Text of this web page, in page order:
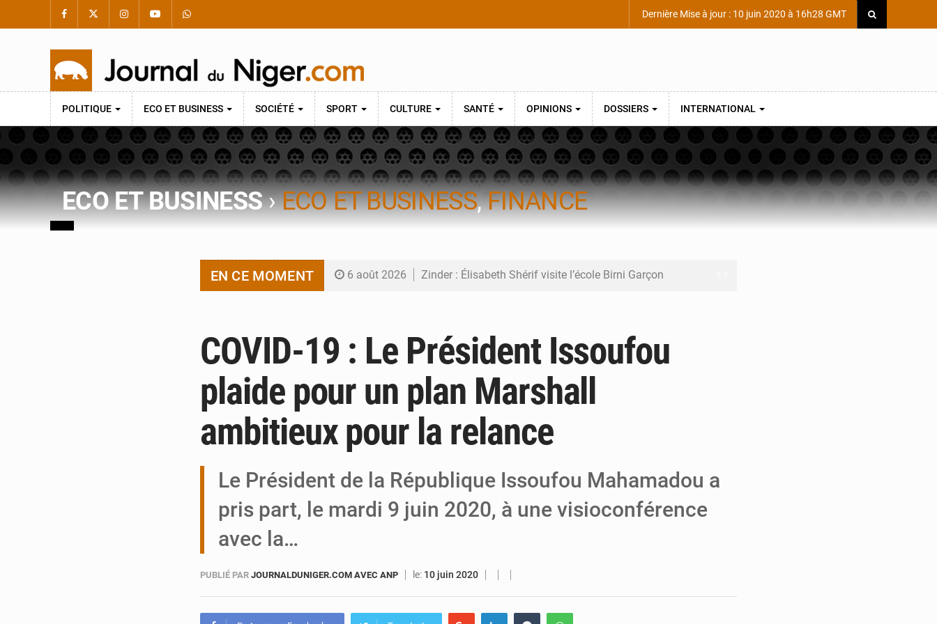
Dernière Mise à jour : 10 juin 2020 à 16h28 GMT
POLITIQUE ECO ET BUSINESS SOCIÉTÉ SPORT CULTURE SANTÉ OPINIONS DOSSIERS INTERNATIONAL
ECO ET BUSINESS›ECO ET BUSINESS,FINANCE
EN CE MOMENT 6 août 2026 Zinder : Élisabeth Shérif visite l’école Birni Garçon
6 août 2026 Niger : Bilan à mi-parcours du Programme de Refondation
6 août 2026 Chasse aux gabegies à Niamey : 74 milliards de FCFA recouvrés par la COLDEFF
5 août 2026 Tibiri : le dialogue, nouveau terrain de jeu pour la paix
COVID-19 : Le Président Issoufou
plaide pour un plan Marshall
ambitieux pour la relance
Le Président de la République Issoufou Mahamadou a
pris part, le mardi 9 juin 2020, à une visioconférence
avec la…
PUBLIÉ PAR JOURNALDUNIGER.COM AVEC ANP le: 10 juin 2020